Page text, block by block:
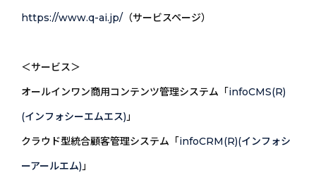
https://www.q-ai.jp/ （サービスページ）
＜サービス＞
オールインワン商用コンテンツ管理システム「infoCMS(R)
(インフォシーエムエス) 」
クラウド型統合顧客管理システム「infoCRM(R)(インフォシ
ーアールエム) 」